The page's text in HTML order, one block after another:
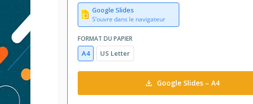
Google Slides
S’ouvre dans le navigateur
FORMAT DU PAPIER
A4 US Letter
Google Slides – A4